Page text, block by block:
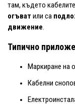
там, където кабелите
огъват или са
движение.
Типично
Маркиране на
Кабелни